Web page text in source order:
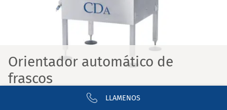
LLAMENOS
Orientador automático de
frascos